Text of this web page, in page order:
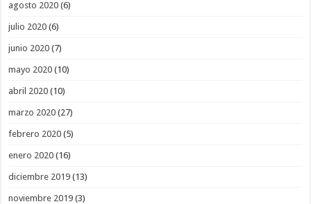
agosto 2020 (6)
julio 2020 (6)
junio 2020 (7)
mayo 2020 (10)
abril 2020 (10)
marzo 2020 (27)
febrero 2020 (5)
enero 2020 (16)
diciembre 2019 (13)
noviembre 2019 (3)